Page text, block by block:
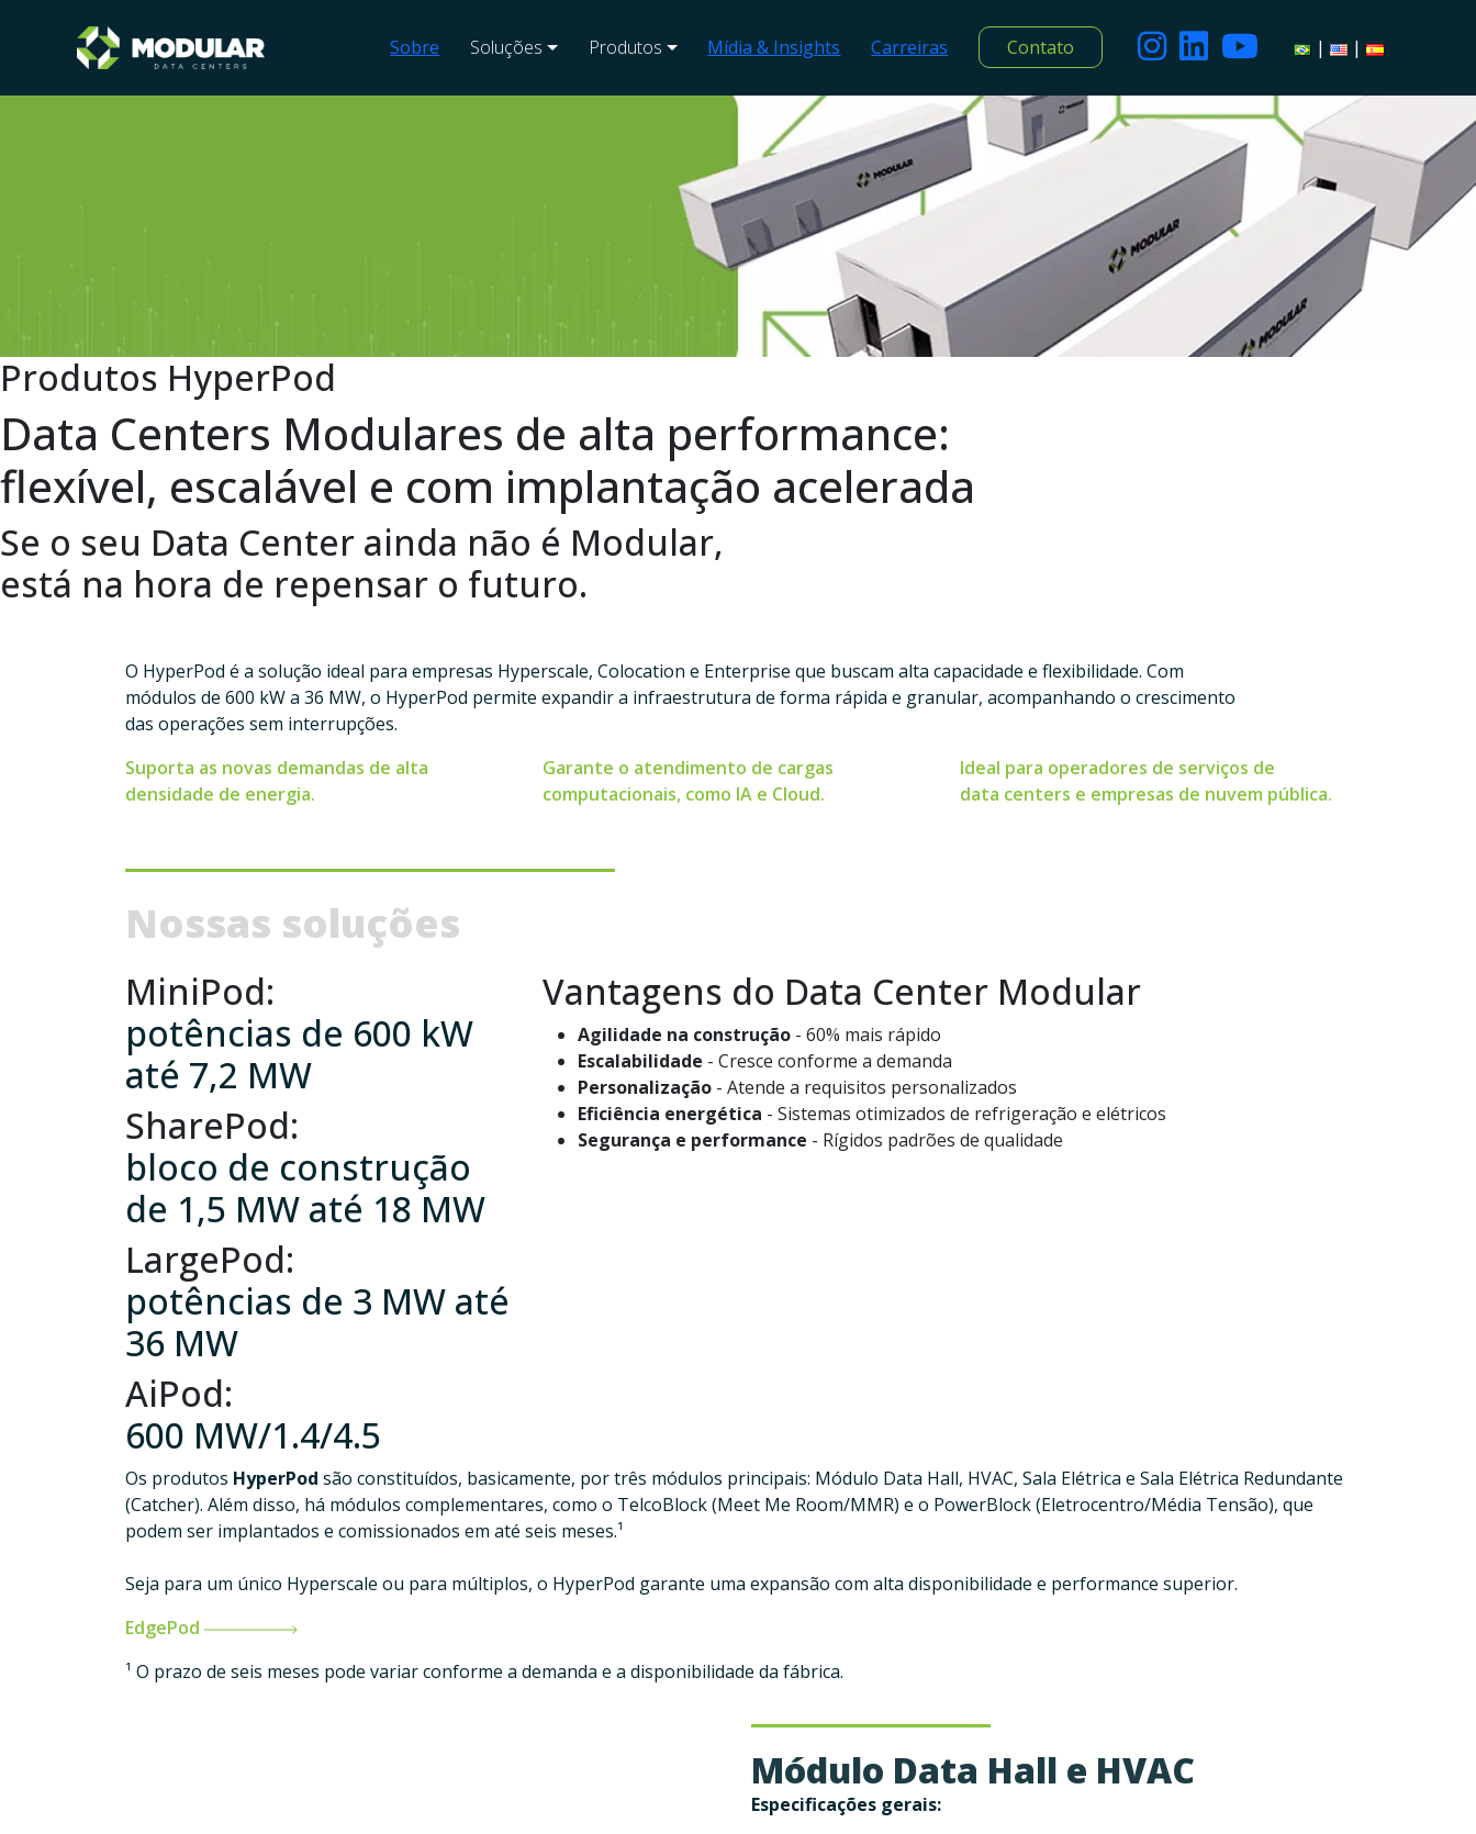
Sobre Soluções Produtos Mídia & Insights Carreiras Contato | |
Produtos HyperPod
Data Centers Modulares de alta performance:
fexível, escalável e com implantação acelerada
Se o seu Data Center ainda não é Modular,
está na hora de repensar o futuro.
O HyperPod é a solução ideal para empresas Hyperscale, Colocation e Enterprise que buscam alta capacidade e flexibilidade. Com
módulos de 600 kW a 36 MW, o HyperPod permite expandir a infraestrutura de forma rápida e granular, acompanhando o crescimento
das operações sem interrupções.
Suporta as novas demandas de alta
densidade de energia.
Garante o atendimento de cargas
computacionais, como IA e Cloud.
Ideal para operadores de serviços de
data centers e empresas de nuvem pública.
Nossas soluções
MiniPod:
potências de 600 kW
até 7,2 MW
SharePod:
bloco de construção
de 1,5 MW até 18 MW
LargePod:
potências de 3 MW até
36 MW
AiPod:
600 MW/1.4/4.5
Vantagens do Data Center Modular
Agilidade na construção - 60% mais rápido
Escalabilidade - Cresce conforme a demanda
Personalização - Atende a requisitos personalizados
Eficiência energética - Sistemas otimizados de refrigeração e elétricos
Segurança e performance - Rígidos padrões de qualidade
Os produtos HyperPod são constituídos, basicamente, por três módulos principais: Módulo Data Hall, HVAC, Sala Elétrica e Sala Elétrica Redundante
(Catcher). Além disso, há módulos complementares, como o TelcoBlock (Meet Me Room/MMR) e o PowerBlock (Eletrocentro/Média Tensão), que
podem ser implantados e comissionados em até seis meses.¹
Seja para um único Hyperscale ou para múltiplos, o HyperPod garante uma expansão com alta disponibilidade e performance superior.
EdgePod
¹ O prazo de seis meses pode variar conforme a demanda e a disponibilidade da fábrica.
Módulo Data Hall e HVAC
Especificações gerais: